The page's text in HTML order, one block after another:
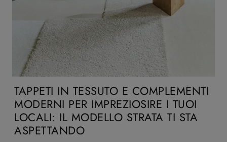
TAPPETI IN TESSUTO E COMPLEMENTI
MODERNI PER IMPREZIOSIRE I TUOI
LOCALI: IL MODELLO STRATA TI STA
ASPETTANDO